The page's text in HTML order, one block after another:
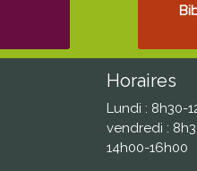
Horaires
Lundi : 8h30-
vendredi :
14h00-16h00